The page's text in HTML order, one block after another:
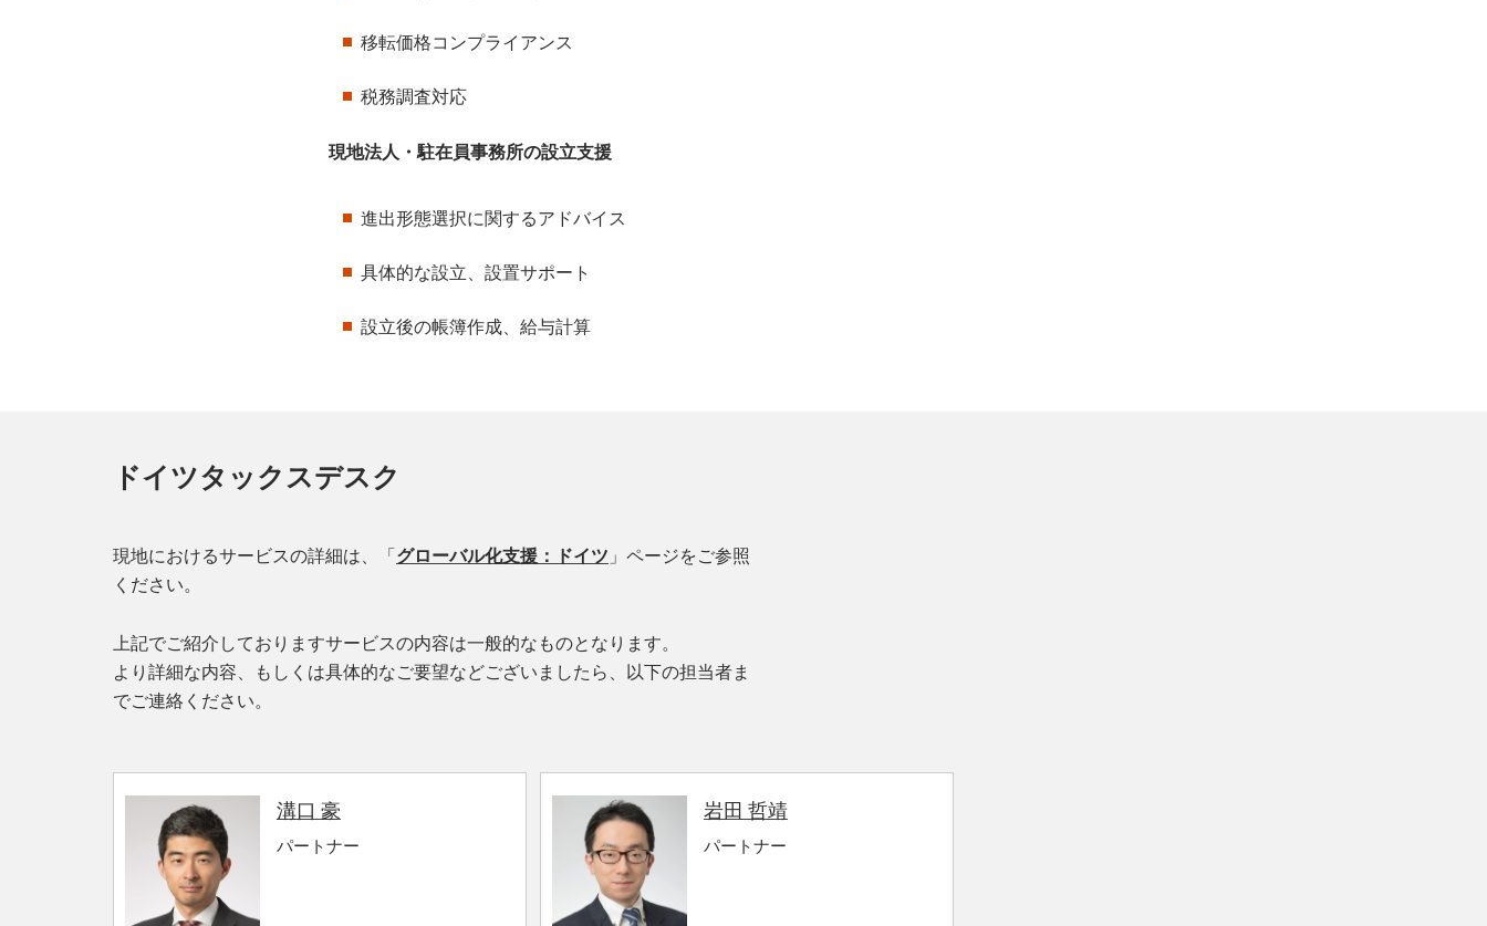
移転価格コンプライアンス
税務調査対応
現地法人・駐在員事務所の設立支援
進出形態選択に関するアドバイス
具体的な設立、設置サポート
設立後の帳簿作成、給与計算
ドイツタックスデスク
現地におけるサービスの詳細は、「グローバル化支援：ドイツ 」ページをご参照
ください。
上記でご紹介しておりますサービスの内容は一般的なものとなります。
より詳細な内容、もしくは具体的なご要望などございましたら、以下の担当者ま
でご連絡ください。
溝口 豪
パートナー
岩田 哲靖
パートナー